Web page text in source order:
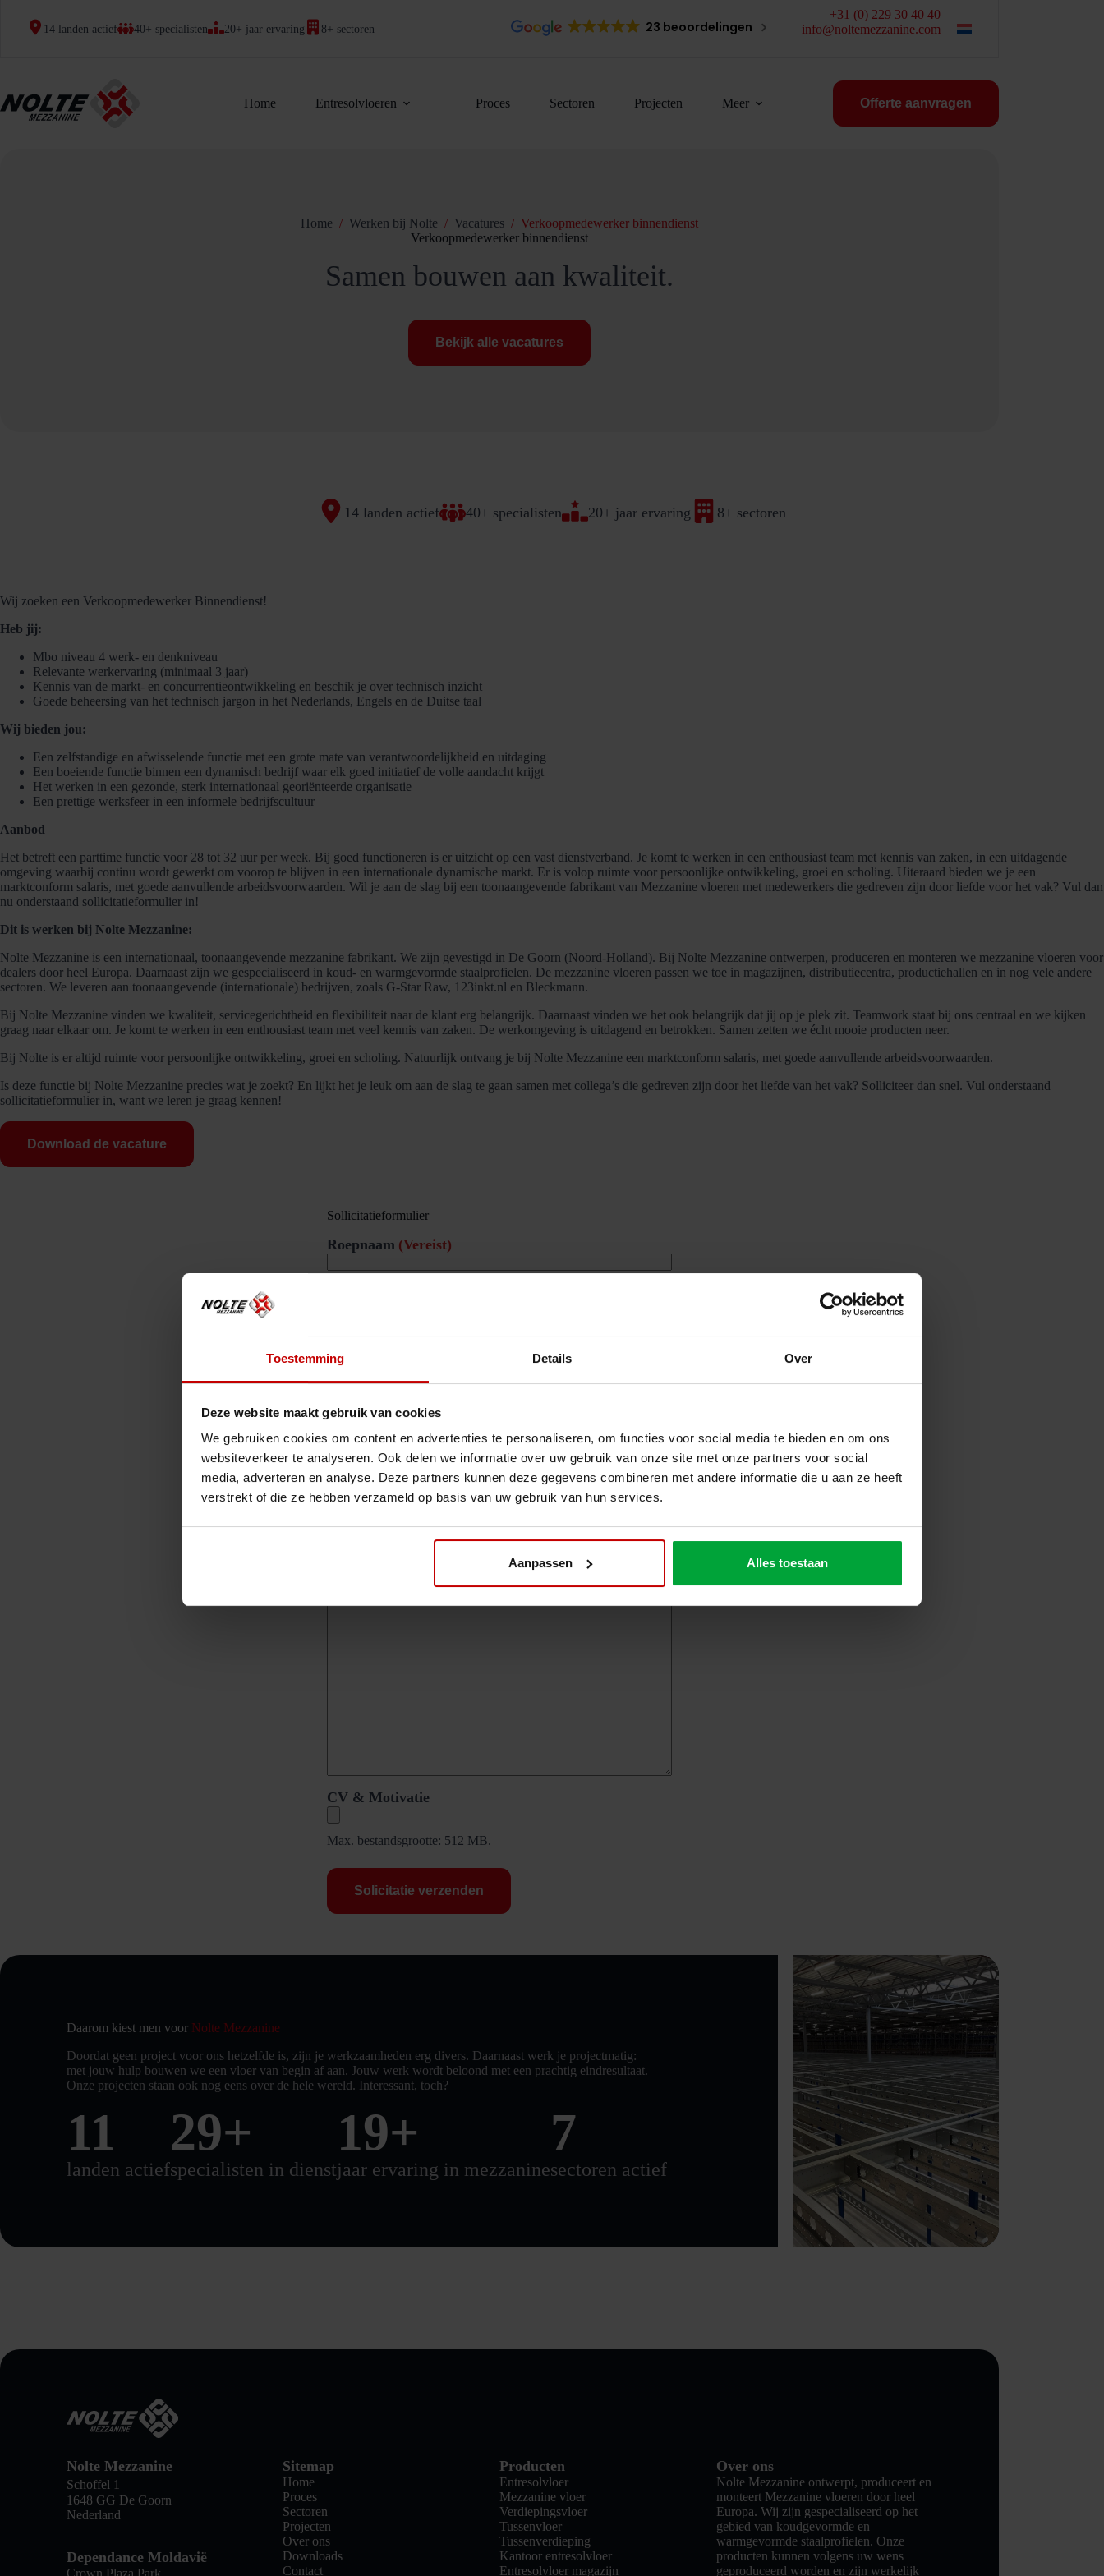
Toestemming Details Over
Deze website maakt gebruik van cookies
We gebruiken cookies om content en advertenties te personaliseren, om functies voor social media te bieden en om ons
websiteverkeer te analyseren. Ook delen we informatie over uw gebruik van onze site met onze partners voor social
media, adverteren en analyse. Deze partners kunnen deze gegevens combineren met andere informatie die u aan ze heeft
verstrekt of die ze hebben verzameld op basis van uw gebruik van hun services.
Aanpassen Alles toestaan
14 landen actief 40+ specialisten 20+ jaar ervaring 8+ sectoren 23 beoordelingen
+31 (0) 229 30 40 40
info@noltemezzanine.com
Home Entresolvloeren Proces Sectoren Projecten Meer Offerte aanvragen
Home / Werken bij Nolte / Vacatures / Verkoopmedewerker binnendienst
Verkoopmedewerker binnendienst
Samen bouwen aan kwaliteit.
Bekijk alle vacatures
14 landen actief 40+ specialisten 20+ jaar ervaring 8+ sectoren
Wij zoeken een Verkoopmedewerker Binnendienst!
Heb jij:
Mbo niveau 4 werk- en denkniveau
Relevante werkervaring (minimaal 3 jaar)
Kennis van de markt- en concurrentieontwikkeling en beschik je over technisch inzicht
Goede beheersing van het technisch jargon in het Nederlands, Engels en de Duitse taal
Wij bieden jou:
Een zelfstandige en afwisselende functie met een grote mate van verantwoordelijkheid en uitdaging
Een boeiende functie binnen een dynamisch bedrijf waar elk goed initiatief de volle aandacht krijgt
Het werken in een gezonde, sterk internationaal georiënteerde organisatie
Een prettige werksfeer in een informele bedrijfscultuur
Aanbod
Het betreft een parttime functie voor 28 tot 32 uur per week. Bij goed functioneren is er uitzicht op een vast dienstverband. Je komt te werken in een enthousiast team met kennis van zaken, in een uitdagende
omgeving waarbij continu wordt gewerkt om voorop te blijven in een internationale dynamische markt. Er is volop ruimte voor persoonlijke ontwikkeling, groei en scholing. Uiteraard bieden we je een
marktconform salaris, met goede aanvullende arbeidsvoorwaarden. Wil je aan de slag bij een toonaangevende fabrikant van Mezzanine vloeren met medewerkers die gedreven zijn door liefde voor het vak? Vul dan
nu onderstaand sollicitatieformulier in!
Dit is werken bij Nolte Mezzanine:
Nolte Mezzanine is een internationaal, toonaangevende mezzanine fabrikant. We zijn gevestigd in De Goorn (Noord-Holland). Bij Nolte Mezzanine ontwerpen, produceren en monteren we mezzanine vloeren voor
dealers door heel Europa. Daarnaast zijn we gespecialiseerd in koud- en warmgevormde staalprofielen. De mezzanine vloeren passen we toe in magazijnen, distributiecentra, productiehallen en in nog vele andere
sectoren. We leveren aan toonaangevende (internationale) bedrijven, zoals G-Star Raw, 123inkt.nl en Bleckmann.
Bij Nolte Mezzanine vinden we kwaliteit, servicegerichtheid en flexibiliteit naar de klant erg belangrijk. Daarnaast vinden we het ook belangrijk dat jij op je plek zit. Teamwork staat bij ons centraal en we kijken
graag naar elkaar om. Je komt te werken in een enthousiast team met veel kennis van zaken. De werkomgeving is uitdagend en betrokken. Samen zetten we écht mooie producten neer.
Bij Nolte is er altijd ruimte voor persoonlijke ontwikkeling, groei en scholing. Natuurlijk ontvang je bij Nolte Mezzanine een marktconform salaris, met goede aanvullende arbeidsvoorwaarden.
Is deze functie bij Nolte Mezzanine precies wat je zoekt? En lijkt het je leuk om aan de slag te gaan samen met collega’s die gedreven zijn door het liefde van het vak? Solliciteer dan snel. Vul onderstaand
sollicitatieformulier in, want we leren je graag kennen!
Download de vacature
Sollicitatieformulier
Roepnaam (Vereist)
Achternaam (Vereist)
E-mailadres (Vereist)
Mobiel nummer (Vereist)
Woonplaats (Vereist)
Wil je nog iets met ons delen?
CV & Motivatie
Max. bestandsgrootte: 512 MB.
Daarom kiest men voor Nolte Mezzanine
Doordat geen project voor ons hetzelfde is, zijn je werkzaamheden erg divers. Daarnaast werk je projectmatig:
met jouw hulp bouwen we een vloer van begin af aan. Jouw werk wordt beloond met een prachtig eindresultaat.
Onze projecten staan ook nog eens over de hele wereld. Interessant, toch?
12
landen actief
30+
specialisten in dienst
20+
jaar ervaring in mezzanine
8
sectoren actief
Nolte Mezzanine
Schoffel 1
1648 GG De Goorn
Nederland
Dependance Moldavië
Crown Plaza Park
Sitemap
Home
Proces
Sectoren
Projecten
Over ons
Downloads
Contact
Producten
Entresolvloer
Mezzanine vloer
Verdiepingsvloer
Tussenvloer
Tussenverdieping
Kantoor entresolvloer
Entresolvloer magazijn
Over ons
Nolte Mezzanine ontwerpt, produceert en
monteert Mezzanine vloeren door heel
Europa. Wij zijn gespecialiseerd op het
gebied van koudgevormde en
warmgevormde staalprofielen. Onze
producten kunnen volgens uw wens
geproduceerd worden en zijn werkelijk